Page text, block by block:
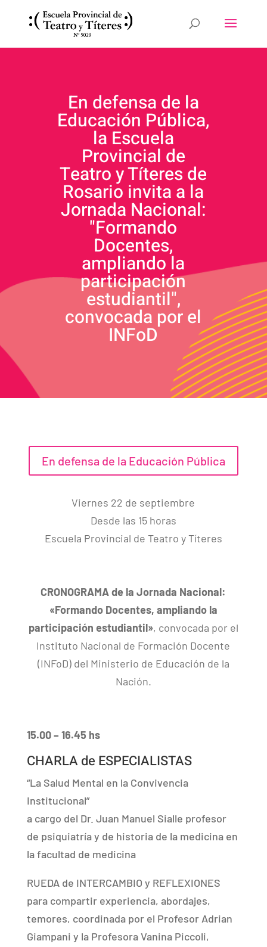
En defensa de la
Educación Pública,
la Escuela
Provincial de
Teatro y Títeres de
Rosario invita a la
Jornada Nacional:
"Formando
Docentes,
ampliando la
participación
estudiantil",
convocada por el
INFoD
En defensa de la Educación Pública
Viernes 22 de septiembre
Desde las 15 horas
Escuela Provincial de Teatro y Títeres
CRONOGRAMAde la Jornada Nacional:
«Formando Docentes, ampliando la
participación estudiantil», convocada por el
Instituto Nacional de Formación Docente
(INFoD) del Ministerio de Educación de la
Nación.
15.00 – 16.45 hs
CHARLA de ESPECIALISTAS
“La Salud Mental en la Convivencia
Institucional”
a cargo del Dr. Juan Manuel Sialle profesor
de psiquiatría y de historia de la medicina en
la facultad de medicina
RUEDA de INTERCAMBIO y REFLEXIONES
para compartir experiencia, abordajes,
temores, coordinada por el Profesor Adrian
Giampani y la Profesora Vanina Piccoli,